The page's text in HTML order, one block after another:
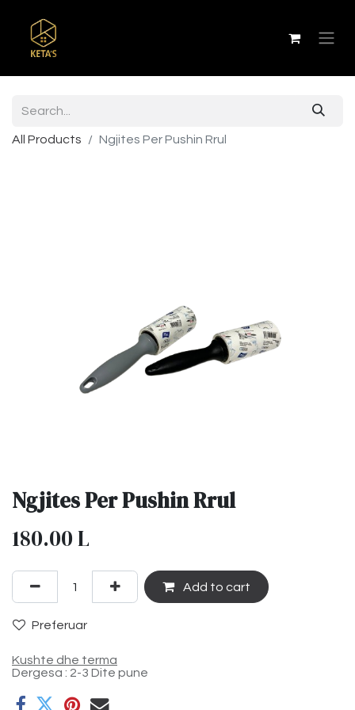
All Products Ngjites Per Pushin Rrul
Ngjites Per Pushin Rrul
180.00L
Add to cart
Preferuar
Kushte dhe terma
Dergesa : 2-3 Dite pune